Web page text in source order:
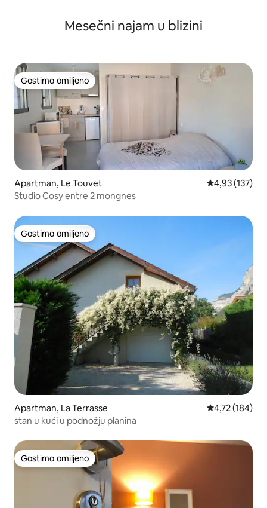
Mesečni najam u blizini
Gostima omiljeno
Gostima omiljeno
Apartman, Le Touvet Prosečna
4,93 (137)
Studio Cosy entre 2 mongnes
Gostima omiljeno
Gostima omiljeno
Apartman, La Terrasse Prosečna
4,72 (184)
stan u kući u podnožju planina
Gostima omiljeno
Gostima omiljeno